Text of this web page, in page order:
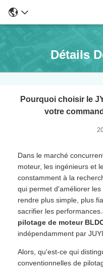
Détails
Pourquoi choisir le
votre
Dans le marché
moteur, les ingénieurs et
constamment à la
qui permet d'améliorer
rendre plus simple, plus
sacrifier les performances.
pilotage de moteur
indépendamment par
Alors, qu'est-ce qui
conventionnelles de